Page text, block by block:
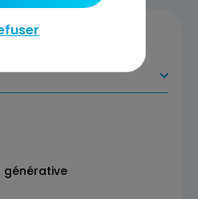
générative